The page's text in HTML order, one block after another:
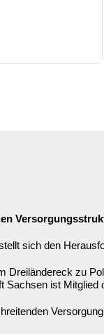
sich den
Dreiländereck zu
Sachsen ist